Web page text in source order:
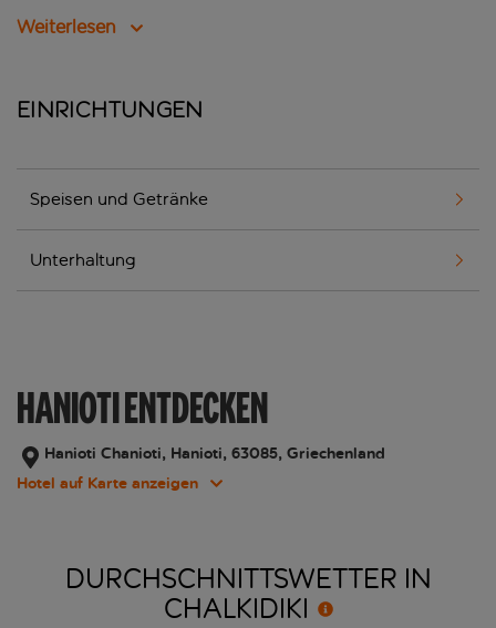
Weiterlesen
Einrichtungen
Speisen und Getränke
Unterhaltung
HANIOTI ENTDECKEN
Hanioti Chanioti, Hanioti, 63085, Griechenland
Hotel auf Karte anzeigen
DURCHSCHNITTSWETTER IN
CHALKIDIKI